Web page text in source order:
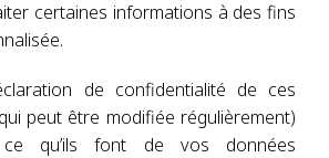
certaines informations à des fins
de confidentialité de ces
peut être modifiée régulièrement)
qu’ils font de vos données